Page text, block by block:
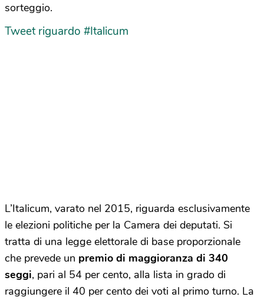
sorteggio.
Tweet riguardo #Italicum
L’Italicum, varato nel 2015, riguarda esclusivamente
le elezioni politiche per la Camera dei deputati. Si
tratta di una legge elettorale di base proporzionale
che prevede un premio di maggioranza di 340
seggi, pari al 54 per cento, alla lista in grado di
raggiungere il 40 per cento dei voti al primo turno. La